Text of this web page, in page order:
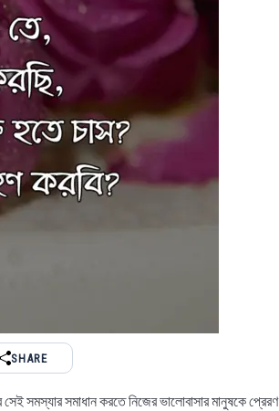
SHARE
সমস্যার সমাধান করতে নিজের ভালোবাসার মানুষকে প্রেরণ